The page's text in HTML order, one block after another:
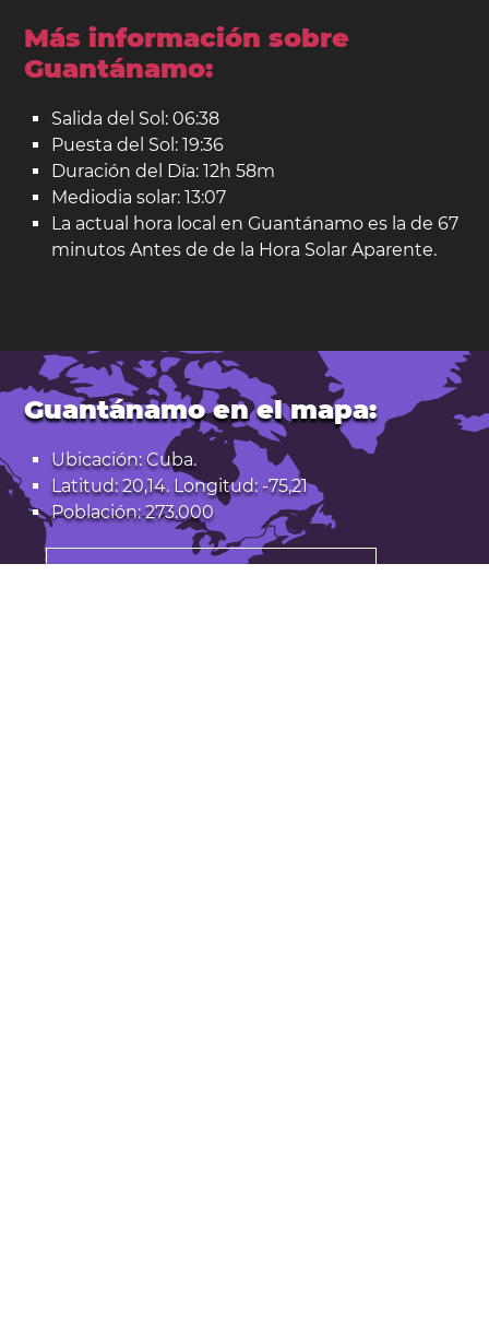
Más información sobre
Guantánamo:
Salida del Sol: 06:38
Puesta del Sol: 19:36
Duración del Día: 12h 58m
Mediodia solar: 13:07
La actual hora local en Guantánamo es la de 67
minutos Antes de de la Hora Solar Aparente.
Guantánamo en el mapa:
Ubicación: Cuba.
Latitud: 20,14. Longitud: -75,21
Población: 273.000